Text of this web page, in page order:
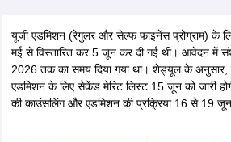
यूजी एडमिशन (रेगुलर और सेल्फ फाइनेंस प्रोग्राम) के
मई से विस्तारित कर 5 जून कर दी गई थी। आवेदन में
2026 तक का समय दिया गया था। शेड्यूल के अनुसार,
एडमिशन के लिए सेकेंड मेरिट लिस्ट 15 जून को जारी
की काउंसलिंग और एडमिशन की प्रक्रिया 16 से 19